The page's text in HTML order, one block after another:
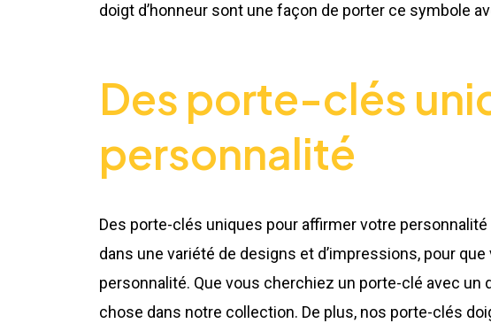
doigt d’honneur sont une façon de porter ce symbole
Des porte-clés
personnalité
Des porte-clés uniques pour affirmer votre
dans une variété de designs et d’impressions, pour
personnalité. Que vous cherchiez un porte-clé avec
chose dans notre collection. De plus, nos porte-clés